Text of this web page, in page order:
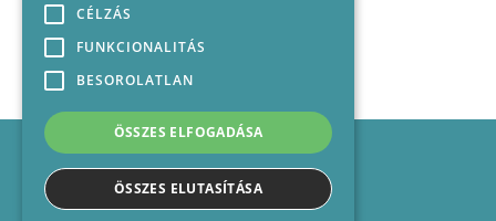
Impresszum
Médiajánlat
Felhasználási feltételek
CÉLZÁS
FUNKCIONALITÁS
BESOROLATLAN
ÖSSZES ELFOGADÁSA
ÖSSZES ELUTASÍTÁSA